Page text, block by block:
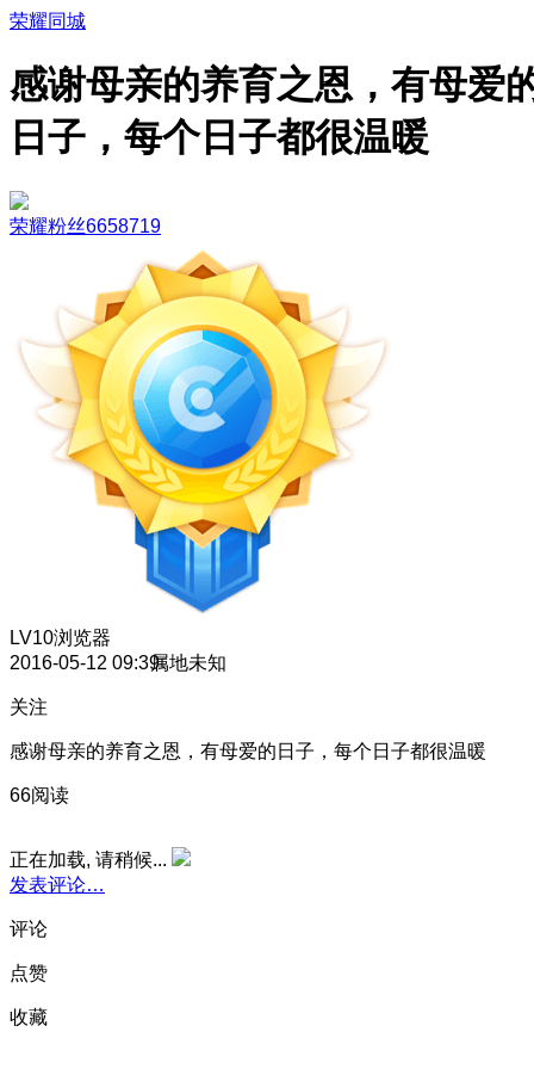
荣耀同城
感谢母亲的养育之恩，有母爱
日子，每个日子都很温暖
荣耀粉丝6658719
LV10浏览器
2016-05-12 09:39属地未知
关注
感谢母亲的养育之恩，有母爱的日子，每个日子都很温暖
66阅读
正在加载, 请稍候...
发表评论…
评论
点赞
收藏